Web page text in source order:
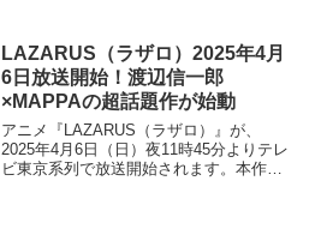
詰められていく中、物語は「同盟」と呼
ばれる巨大な組織の闇...
LAZARUS（ラザロ）2025年4月
6日放送開始！渡辺信一郎
×MAPPAの超話題作が始動
アニメ『LAZARUS（ラザロ）』が、
2025年4月6日（日）夜11時45分よりテレ
ビ東京系列で放送開始されます。本作